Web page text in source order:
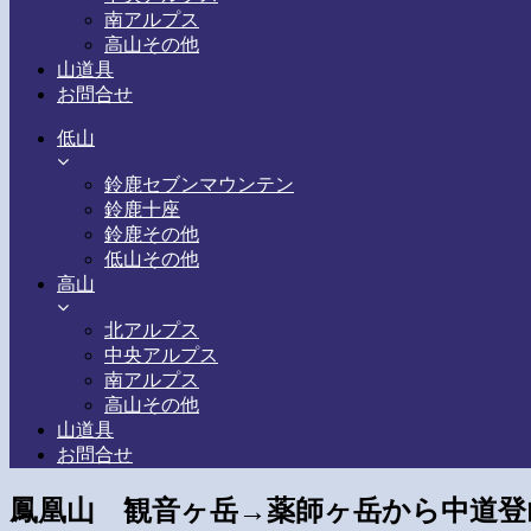
南アルプス
高山その他
山道具
お問合せ
低山
鈴鹿セブンマウンテン
鈴鹿十座
鈴鹿その他
低山その他
高山
北アルプス
中央アルプス
南アルプス
高山その他
山道具
お問合せ
鳳凰山 観音ヶ岳→薬師ヶ岳から中道登